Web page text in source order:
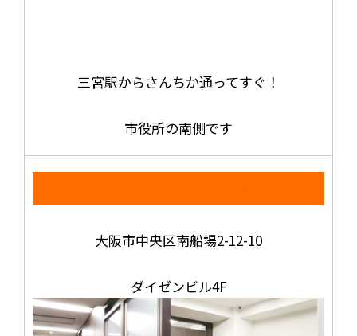
三宮駅からさんちか通ってすぐ！
市役所の南側です
大阪市中央区南船場2-12-10
ダイゼンビル4F